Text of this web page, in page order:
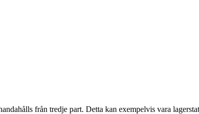
från tredje part. Detta kan exempelvis vara